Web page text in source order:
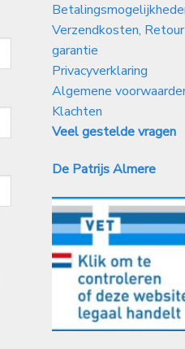
Verzendkosten,
garantie
Privacyverklaring
Algemene
Klachten
Veel gestelde vragen
De Patrijs Almere